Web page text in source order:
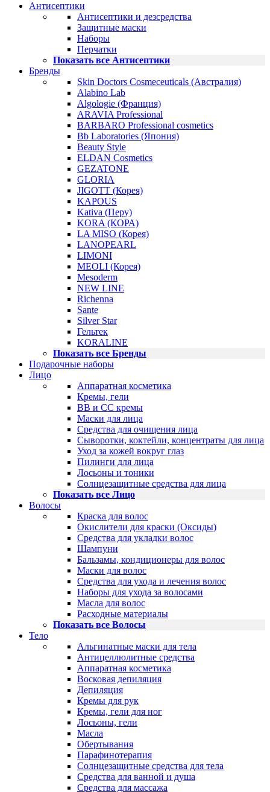
Антисептики
Антисептики и дезсредства
Защитные маски
Наборы
Перчатки
Показать все Антисептики
Бренды
Skin Doctors Cosmeceuticals (Австралия)
Alabino Lab
Algologie (Франция)
ARAVIA Professional
BARBARO Professional cosmetics
Bb Laboratories (Япония)
Beauty Style
ELDAN Cosmetics
GEZATONE
GLORIA
JIGOTT (Корея)
KAPOUS
Kativa (Перу)
KORA (КОРА)
LA MISO (Корея)
LANOPEARL
LIMONI
MEOLI (Корея)
Mesoderm
NEW LINE
Richenna
Sante
Silver Star
Гельтек
KORALINE
Показать все Бренды
Подарочные наборы
Лицо
Аппаратная косметика
Кремы, гели
BB и CC кремы
Маски для лица
Средства для очищения лица
Сыворотки, коктейли, концентраты для лица
Уход за кожей вокруг глаз
Пилинги для лица
Лосьоны и тоники
Солнцезащитные средства для лица
Показать все Лицо
Волосы
Краска для волос
Окислители для краски (Оксиды)
Средства для укладки волос
Шампуни
Бальзамы, кондиционеры для волос
Маски для волос
Средства для ухода и лечения волос
Наборы для ухода за волосами
Масла для волос
Расходные материалы
Показать все Волосы
Тело
Альгинатные маски для тела
Антицеллюлитные средства
Аппаратная косметика
Восковая депиляция
Депиляция
Кремы для рук
Кремы, гели для ног
Лосьоны, гели
Масла
Обертывания
Парафинотерапия
Солнцезащитные средства для тела
Средства для ванной и душа
Средства для массажа